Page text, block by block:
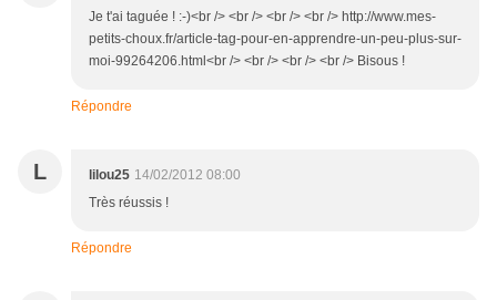
Je t'ai taguée ! :-)<br /> <br /> <br /> <br /> http://www.mes-
petits-choux.fr/article-tag-pour-en-apprendre-un-peu-plus-sur-
moi-99264206.html<br /> <br /> <br /> <br /> Bisous !
Répondre
L lilou25 14/02/2012 08:00
Très réussis !
Répondre